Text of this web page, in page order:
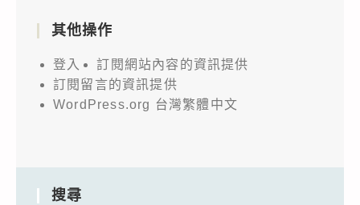
其他操作
登入
訂閱網站內容的資訊提供
訂閱留言的資訊提供
WordPress.org 台灣繁體中文
搜尋